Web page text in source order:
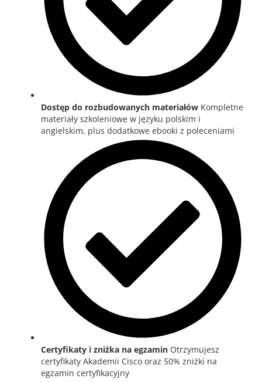
Dostęp do rozbudowanych materiałów Kompletne
materiały szkoleniowe w języku polskim i
angielskim, plus dodatkowe ebooki z poleceniami
Certyfikaty i zniżka na egzamin Otrzymujesz
certyfikaty Akademii Cisco oraz 50% zniżki na
egzamin certyfikacyjny